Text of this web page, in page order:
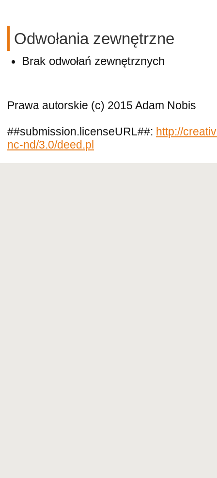
Odwołania zewnętrzne
Brak odwołań zewnętrznych
Prawa autorskie (c) 2015 Adam Nobis
##submission.licenseURL##: http://
nc-nd/3.0/deed.pl